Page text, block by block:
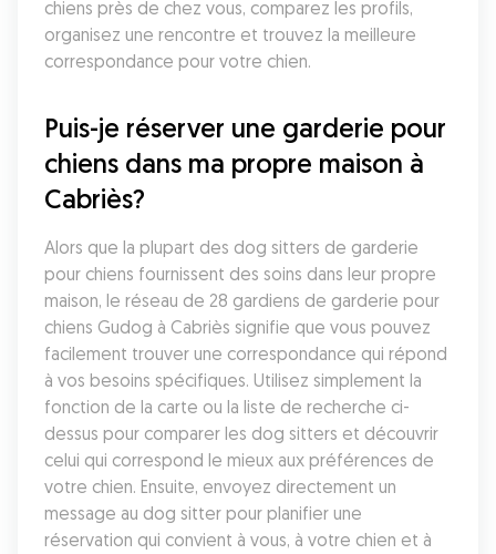
chiens près de chez vous, comparez les profils,
organisez une rencontre et trouvez la meilleure
correspondance pour votre chien.
Puis-je réserver une garderie pour
chiens dans ma propre maison à
Cabriès?
Alors que la plupart des dog sitters de garderie
pour chiens fournissent des soins dans leur propre
maison, le réseau de 28 gardiens de garderie pour
chiens Gudog à Cabriès signifie que vous pouvez
facilement trouver une correspondance qui répond
à vos besoins spécifiques. Utilisez simplement la
fonction de la carte ou la liste de recherche ci-
dessus pour comparer les dog sitters et découvrir
celui qui correspond le mieux aux préférences de
votre chien. Ensuite, envoyez directement un
message au dog sitter pour planifier une
réservation qui convient à vous, à votre chien et à